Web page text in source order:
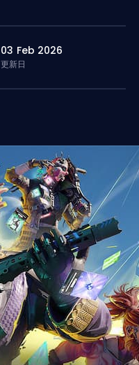
03 Feb 2026
更新日